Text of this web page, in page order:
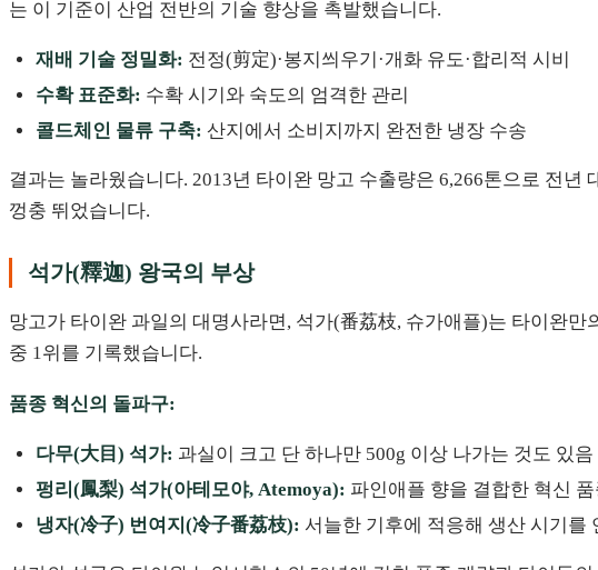
는 이 기준이 산업 전반의 기술 향상을 촉발했습니다.
재배 기술 정밀화: 전정(剪定)·봉지씌우기·개화 유도·합리적 시비
수확 표준화: 수확 시기와 숙도의 엄격한 관리
콜드체인 물류 구축: 산지에서 소비지까지 완전한 냉장 수송
결과는 놀라웠습니다. 2013년 타이완 망고 수출량은 6,266톤으로 전
껑충 뛰었습니다.
석가(釋迦) 왕국의 부상
망고가 타이완 과일의 대명사라면, 석가(番荔枝, 슈가애플)는 타이완
중 1위를 기록했습니다.
품종 혁신의 돌파구:
다무(大目) 석가: 과실이 크고 단 하나만 500g 이상 나가는 것도 있음
펑리(鳳梨) 석가(아테모야, Atemoya): 파인애플 향을 결합한 혁신 품
냉자(冷子) 번여지(冷子番荔枝): 서늘한 기후에 적응해 생산 시기를